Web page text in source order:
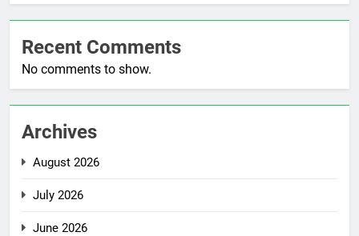
Recent Comments
No comments to show.
Archives
August 2026
July 2026
June 2026